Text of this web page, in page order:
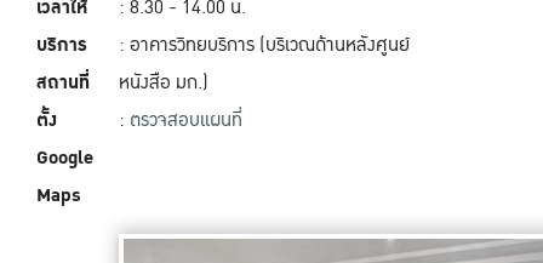
เวลาให้
บริการ
สถานที่
ตั้ง
Google
Maps
: 8.30 - 14.00 น.
: อาคารวิทยบริการ (บริเวณด้านหลังศูนย์
หนังสือ มก.)
: ตรวจสอบแผนที่